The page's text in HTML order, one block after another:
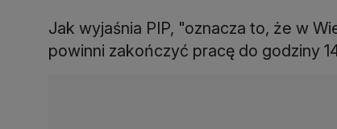
Jak wyjaśnia PIP, "oznacza to, że w
powinni zakończyć pracę do godziny